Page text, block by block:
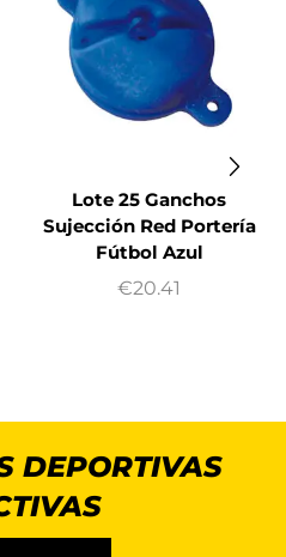
Lote 25 Ganchos
Sujección Red Portería
Fútbol Azul
€20.41
DEPORTIVAS